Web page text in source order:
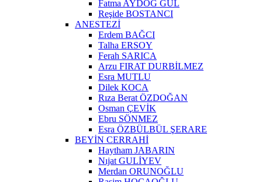
Fatma AYDOĞ GÜL
Reşide BOSTANCI
ANESTEZİ
Erdem BAĞCI
Talha ERSOY
Ferah SARICA
Arzu FIRAT DURBİLMEZ
Esra MUTLU
Dilek KOCA
Rıza Berat ÖZDOĞAN
Osman ÇEVİK
Ebru SÖNMEZ
Esra ÖZBÜLBÜL ŞERARE
BEYİN CERRAHİ
Haytham JABARIN
Nıjat GULİYEV
Merdan ORUNOĞLU